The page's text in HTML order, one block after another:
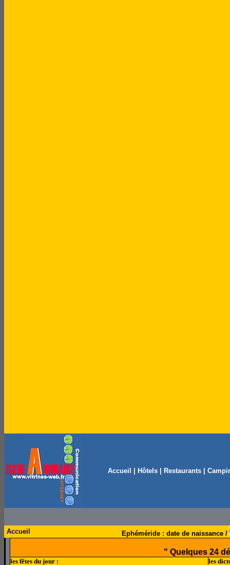
Accueil Hôtels| Restaurants|
Accueil Ephéméride : date de naissance /
" Quelques 24
les fêtes du jour : les